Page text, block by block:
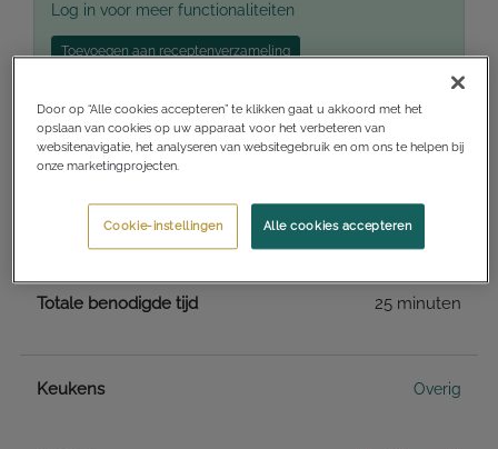
Log in voor meer functionaliteiten
Toevoegen aan receptenverzameling
Voorbereidingstijd 10 minuten
Kooktijd 20 minuten
Totale benodigde tijd 25 minuten
Keukens Overig
Door op “Alle cookies accepteren” te klikken gaat u akkoord met het
opslaan van cookies op uw apparaat voor het verbeteren van
websitenavigatie, het analyseren van websitegebruik en om ons te helpen bij
onze marketingprojecten.
Alle cookies accepteren
Cookie-instellingen